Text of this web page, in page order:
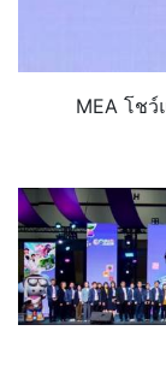
MEA โช